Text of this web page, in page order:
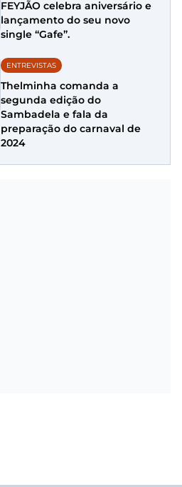
FEYJÃO celebra aniversário e
lançamento do seu novo
single “Gafe”.
ENTREVISTAS
Thelminha comanda a
segunda edição do
Sambadela e fala da
preparação do carnaval de
2024